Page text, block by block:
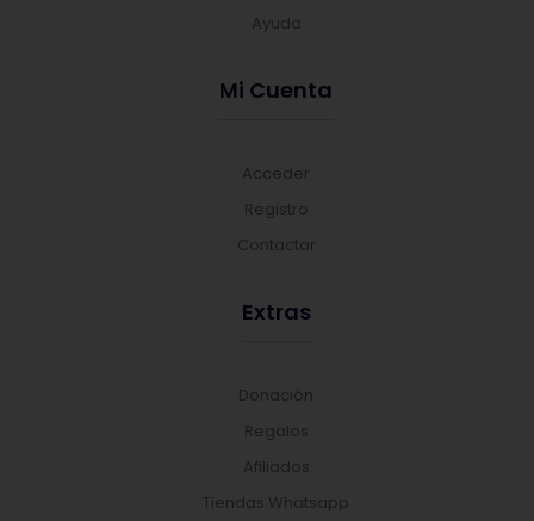
Ayuda
Mi Cuenta
Acceder
Registro
Contactar
Extras
Donación
Regalos
Afiliados
Tiendas Whatsapp